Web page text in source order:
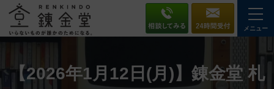
メニュー
【2026年1月12日(月)】錬金堂 札